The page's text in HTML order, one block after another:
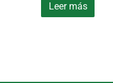
Leer más